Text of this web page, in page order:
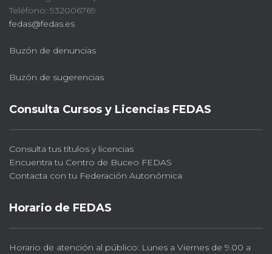
Teléfono: 932006769
fedas@fedas.es
Buzón de denuncias
Buzón de sugerencias
Consulta Cursos y Licencias FEDAS
Consulta tus títulos y licencias
Encuentra tu Centro de Buceo FEDAS
Contacta con tu Federación Autonómica
Horario de FEDAS
Horario de atención al público: Lunes a Viernes de 9.00 a